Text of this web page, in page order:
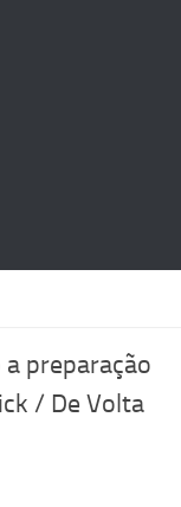
preparação
/ De Volta